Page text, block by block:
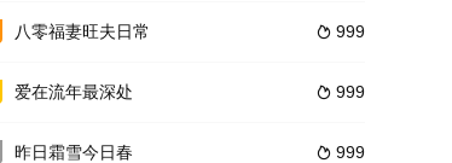
 999
八零福妻旺夫日常
 999
爱在流年最深处
 999
昨日霜雪今日春